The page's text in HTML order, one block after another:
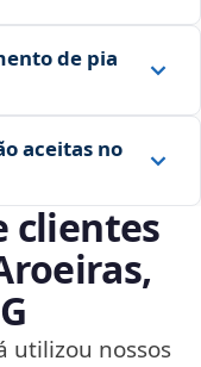
de pia
aceitas no
clientes
utilizou nossos